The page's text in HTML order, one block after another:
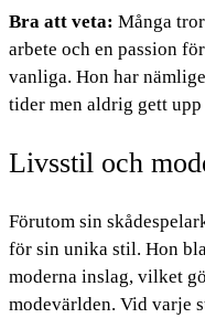
Bra att veta: Många
arbete och en passion
vanliga. Hon har
tider men aldrig gett upp
Livsstil och
Förutom sin
för sin unika stil. Hon
moderna inslag, vilket
modevärlden. Vid varje